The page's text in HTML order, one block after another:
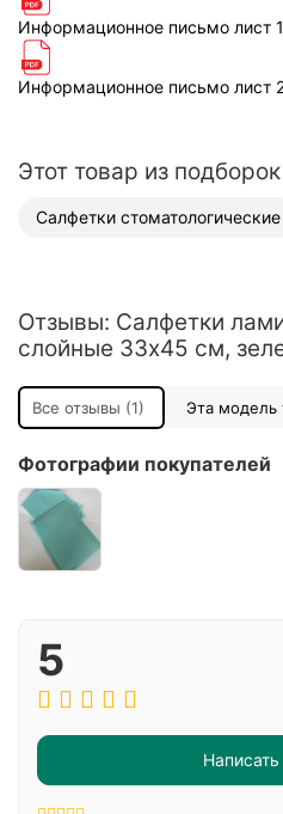
Информационное письмо лист
Информационное письмо лист
Этот товар из подборок
Салфетки стоматологические
Отзывы: Салфетки
слойные 33х45 см,
Все отзывы (1) Эта модель
Фотографии покупателей
5